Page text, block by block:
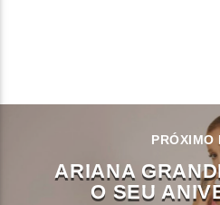
PRÓXIMO
ARIANA
O SEU